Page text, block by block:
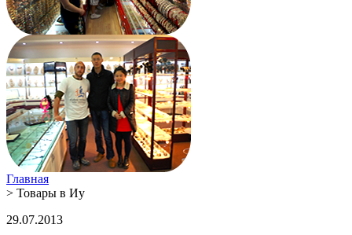
Главная
> Товары в Иу
29.07.2013